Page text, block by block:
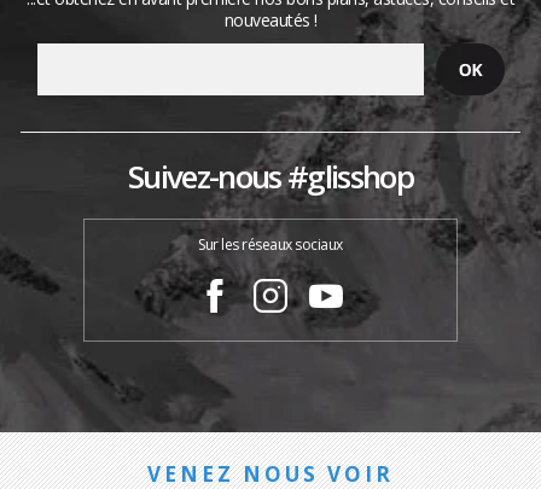
nouveautés !
Suivez-nous #glisshop
Sur les réseaux sociaux
VENEZ NOUS VOIR